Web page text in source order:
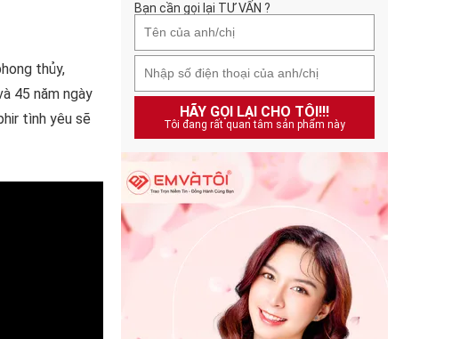
thủy,
45 năm ngày
tình yêu sẽ
Bạn cần gọi lại TƯ VẤN ?
HÃY GỌI LẠI CHO TÔI!!!
Tôi đang rất quan tâm sản phẩm này